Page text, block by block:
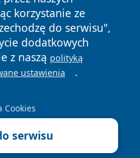
korzystanie ze
do serwisu",
dodatkowych
z naszą polityką
ustawienia .
Cookies
serwisu
Polityka
Cookies